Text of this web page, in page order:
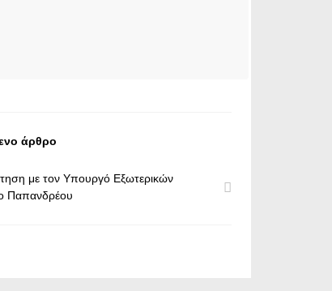
άρθρο
με τον Υπουργό Εξωτερικών
Παπανδρέου